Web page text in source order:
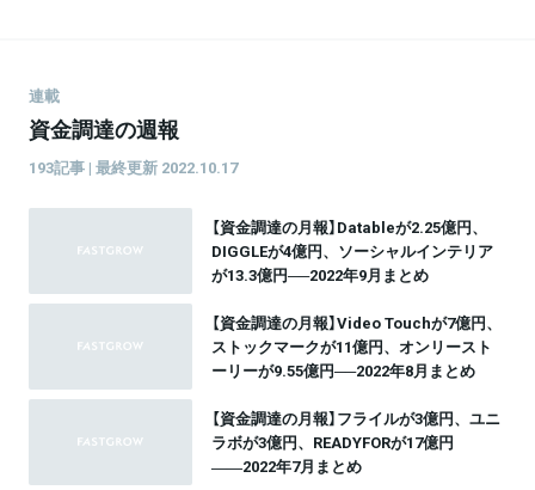
連載
資金調達の週報
193記事 | 最終更新 2022.10.17
【資金調達の月報】Datableが2.25億円、
DIGGLEが4億円、ソーシャルインテリア
が13.3億円──2022年9月まとめ
【資金調達の月報】Video Touchが7億円、
ストックマークが11億円、オンリースト
ーリーが9.55億円──2022年8月まとめ
【資金調達の月報】フライルが3億円、ユニ
ラボが3億円、READYFORが17億円
――2022年7月まとめ